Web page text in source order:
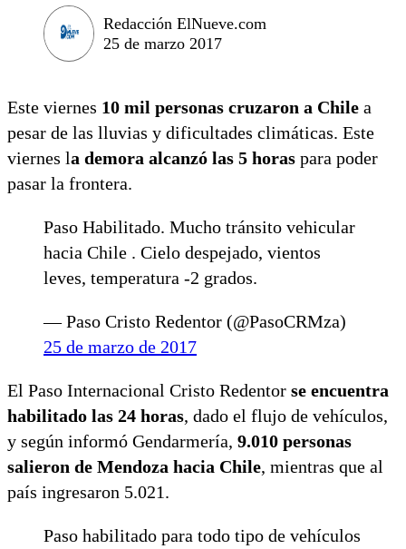
Redacción ElNueve.com
25 de marzo 2017
Este viernes 10 mil personas cruzaron a Chile a
pesar de las lluvias y dificultades climáticas. Este
viernes la demora alcanzó las 5 horas para poder
pasar la frontera.
Paso Habilitado. Mucho tránsito vehicular
hacia Chile . Cielo despejado, vientos
leves, temperatura -2 grados.
— Paso Cristo Redentor (@PasoCRMza)
25 de marzo de 2017
El Paso Internacional Cristo Redentor se encuentra
habilitado las 24 horas, dado el flujo de vehículos,
y según informó Gendarmería, 9.010 personas
salieron de Mendoza hacia Chile, mientras que al
país ingresaron 5.021.
Paso habilitado para todo tipo de vehículos